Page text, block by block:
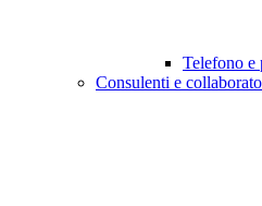
Telefono e
Consulenti e